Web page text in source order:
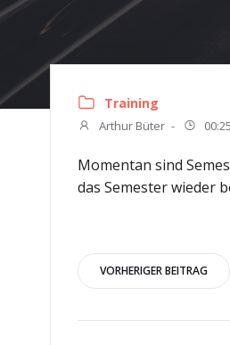
Training
Arthur Büter - 00:25
Momentan sind
das Semester wieder
VORHERIGER BEITRAG